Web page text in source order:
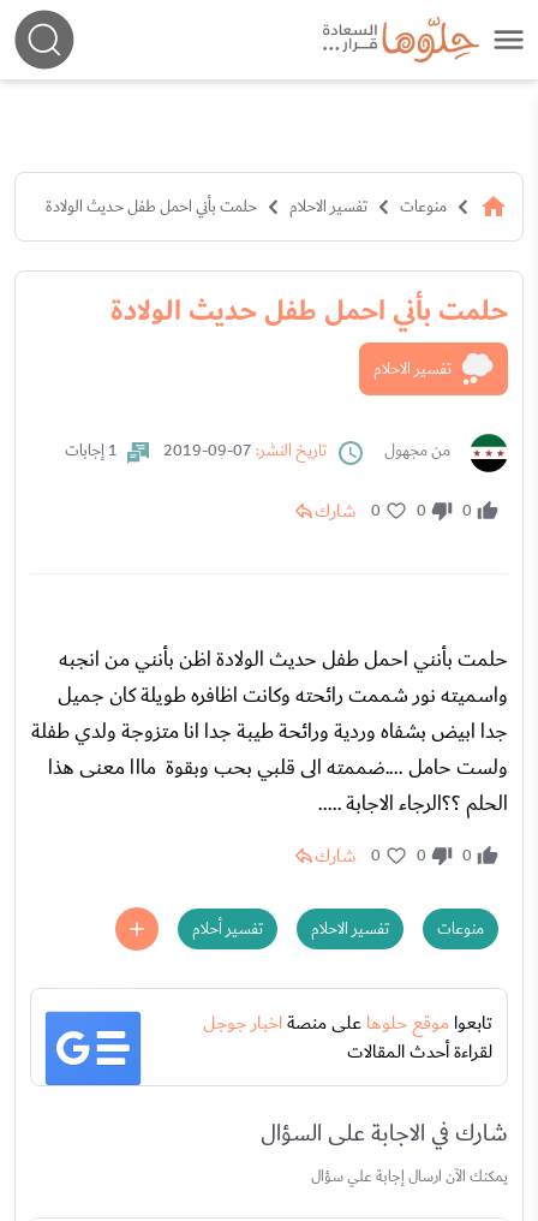
منوعات تفسير الاحلام حلمت بأني احمل طفل حديث الولادة
حلمت بأني احمل طفل حديث الولادة
تفسير الاحلام
من مجهول تاريخ النشر: 1 إجابات
0
0
0 شارك
حلمت بأنني احمل طفل حديث الولادة اظن بأنني من انجبه
واسميته نور شممت رائحته وكانت اظافره طويلة كان جميل
جدا ابيض بشفاه وردية ورائحة طيبة جدا انا متزوجة ولدي طفلة
ولست حامل ....ضممته الى قلبي بحب وبقوة مااا معنى هذا
الحلم ؟؟الرجاء الاجابة .....
0
0
0 شارك
منوعات تفسير الاحلام تفسير أحلام
تابعواموقع حلوهاعلى منصةاخبار جوجل
لقراءة أحدث المقالات
شارك في الاجابة على السؤال
يمكنك الآن ارسال إجابة علي سؤال